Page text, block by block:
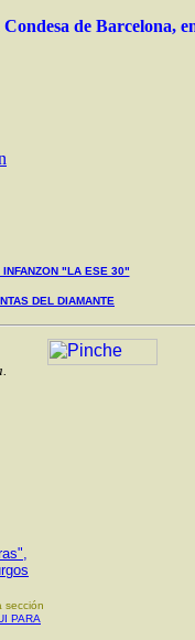
de Barcelona,
INFANZON "LA ESE 30"
DEL DIAMANTE
sección
PARA